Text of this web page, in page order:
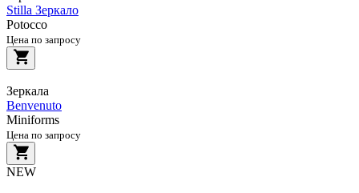
Stilla Зеркало
Potocco
Цена по запросу
Зеркала
Benvenuto
Miniforms
Цена по запросу
NEW